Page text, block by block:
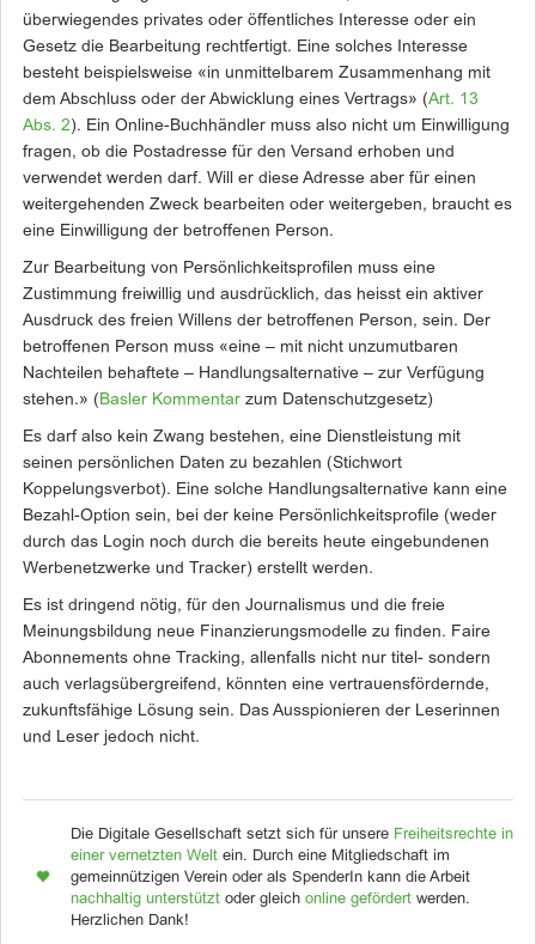
überwiegendes privates oder öffentliches Interesse oder ein
Gesetz die Bearbeitung rechtfertigt. Eine solches Interesse
besteht beispielsweise «in unmittelbarem Zusammenhang mit
dem Abschluss oder der Abwicklung eines Vertrags» (Art. 13
Abs. 2). Ein Online-Buchhändler muss also nicht um Einwilligung
fragen, ob die Postadresse für den Versand erhoben und
verwendet werden darf. Will er diese Adresse aber für einen
weitergehenden Zweck bearbeiten oder weitergeben, braucht es
eine Einwilligung der betroffenen Person.
Zur Bearbeitung von Persönlichkeitsprofilen muss eine
Zustimmung freiwillig und ausdrücklich, das heisst ein aktiver
Ausdruck des freien Willens der betroffenen Person, sein. Der
betroffenen Person muss «eine – mit nicht unzumutbaren
Nachteilen behaftete – Handlungsalternative – zur Verfügung
stehen.» ( Basler Kommentar zum Datenschutzgesetz)
Es darf also kein Zwang bestehen, eine Dienstleistung mit
seinen persönlichen Daten zu bezahlen (Stichwort
Koppelungsverbot). Eine solche Handlungsalternative kann eine
Bezahl-Option sein, bei der keine Persönlichkeitsprofile (weder
durch das Login noch durch die bereits heute eingebundenen
Werbenetzwerke und Tracker) erstellt werden.
Es ist dringend nötig, für den Journalismus und die freie
Meinungsbildung neue Finanzierungsmodelle zu finden. Faire
Abonnements ohne Tracking, allenfalls nicht nur titel- sondern
auch verlagsübergreifend, könnten eine vertrauensfördernde,
zukunftsfähige Lösung sein. Das Ausspionieren der Leserinnen
und Leser jedoch nicht.
Die Digitale Gesellschaft setzt sich für unsere Freiheitsrechte in
einer vernetzten Welt ein. Durch eine Mitgliedschaft im
gemeinnützigen Verein oder als SpenderIn kann die Arbeit
nachhaltig unterstützt oder gleich online gefördert werden.
Herzlichen Dank!